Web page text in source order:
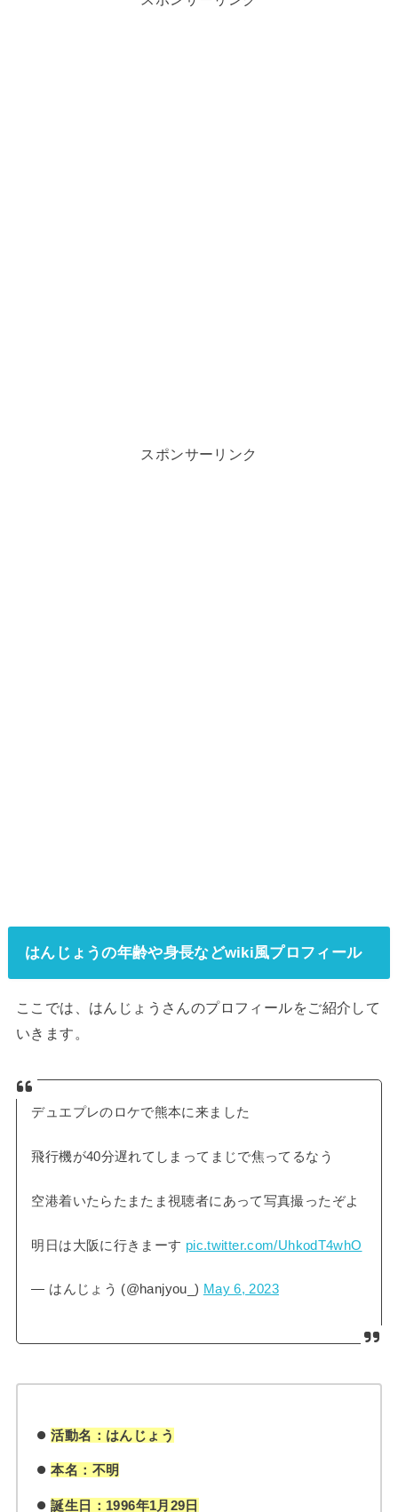
スポンサーリンク
はんじょうの年齢や身長などwiki風プロフィール
ここでは、はんじょうさんのプロフィールをご紹介して
いきます。
デュエプレのロケで熊本に来ました
飛行機が40分遅れてしまってまじで焦ってるなう
空港着いたらたまたま視聴者にあって写真撮ったぞよ
明日は大阪に行きまーす pic.twitter.com/UhkodT4whO
— はんじょう (@hanjyou_) May 6, 2023
活動名：はんじょう
本名：不明
誕生日：1996年1月29日